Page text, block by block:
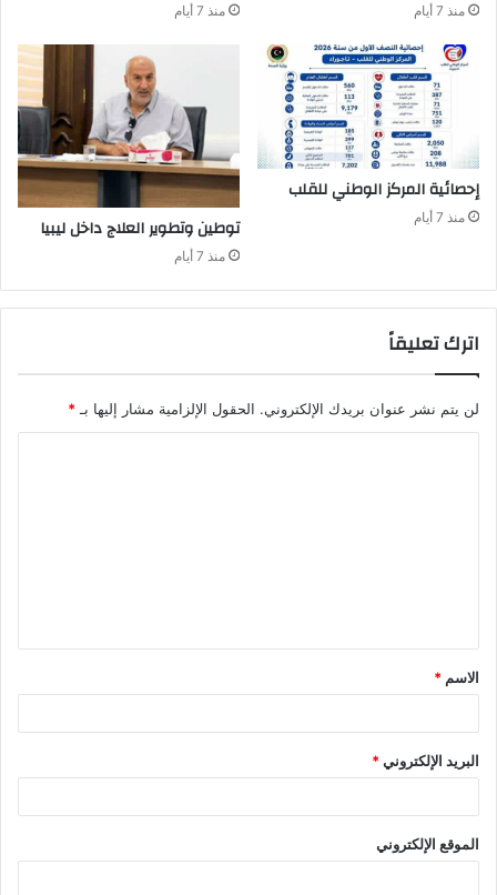
منذ 7 أيام منذ 7 أيام
إحصائية‭ ‬المركز‭ ‬الوطني‭ ‬للقلب
منذ 7 أيام توطين‭ ‬وتطوير‭ ‬العلاج‭ ‬داخل‭ ‬ليبيا‭ ‬
منذ 7 أيام
اترك تعليقاً
لن يتم نشر عنوان بريدك الإلكتروني. الحقول الإلزامية مشار إليها بـ*
ق
*
الاسم *
البريد الإلكتروني*
الموقع الإلكتروني